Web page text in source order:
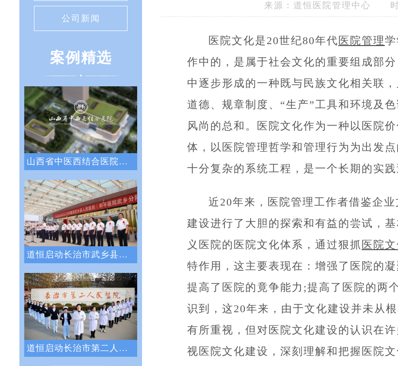
公司新闻
案例精选
山西省中医西结合医院战略绩效管理咨询项目
道恒启动长治市武乡县人民医院绩效管理体系
道恒启动长治市第二人民医院绩效管理咨询服
来源： 道恒医院管理中心 时
医院文化是20世纪80年代 医院管理
作中的，是属于社会文化的重要组成部
中逐步形成的一种既与民族文化相关联
道德、规章制度、“生产”工具和环境及
风尚的总和。医院文化作为一种以医院
体，以医院管理哲学和管理行为为出发
十分复杂的系统工程，是一个长期的实践
近20年来，医院管理工作者借鉴企
建设进行了大胆的探索和有益的尝试，
义医院的医院文化体系，通过狠抓 医院
特作用，这主要表现在：增强了医院的
提高了医院的竟争能力;提高了医院的两
识到，这20年来，由于文化建设并未从
有所重视，但对医院文化建设的认识在
视医院文化建设，深刻理解和把握医院